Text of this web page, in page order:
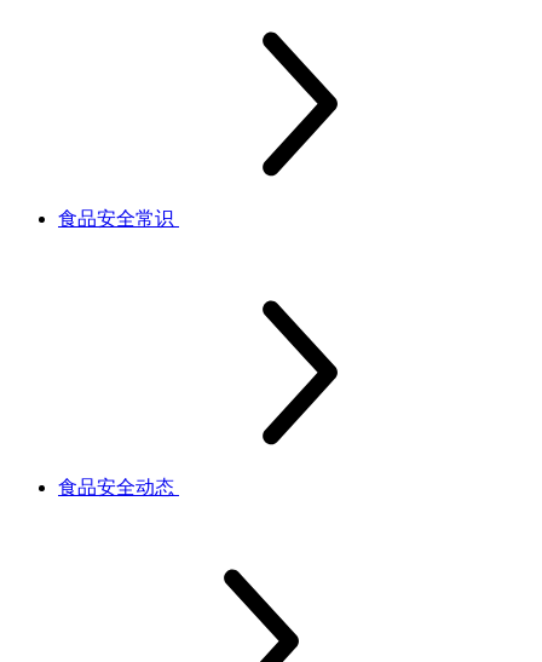
食品安全常识
食品安全动态